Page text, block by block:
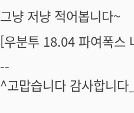
그냥 저냥 적어봅니다~
[우분투 18.04 파여폭스
--
^고맙습니다 감사합니